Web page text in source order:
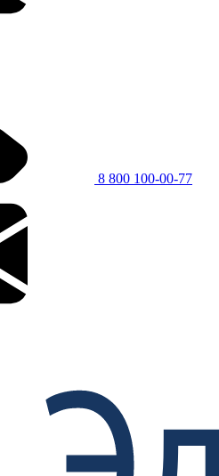
8 800 100-00-77